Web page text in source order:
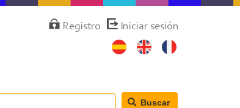
MenúRegistro Iniciar sesión
Buscar